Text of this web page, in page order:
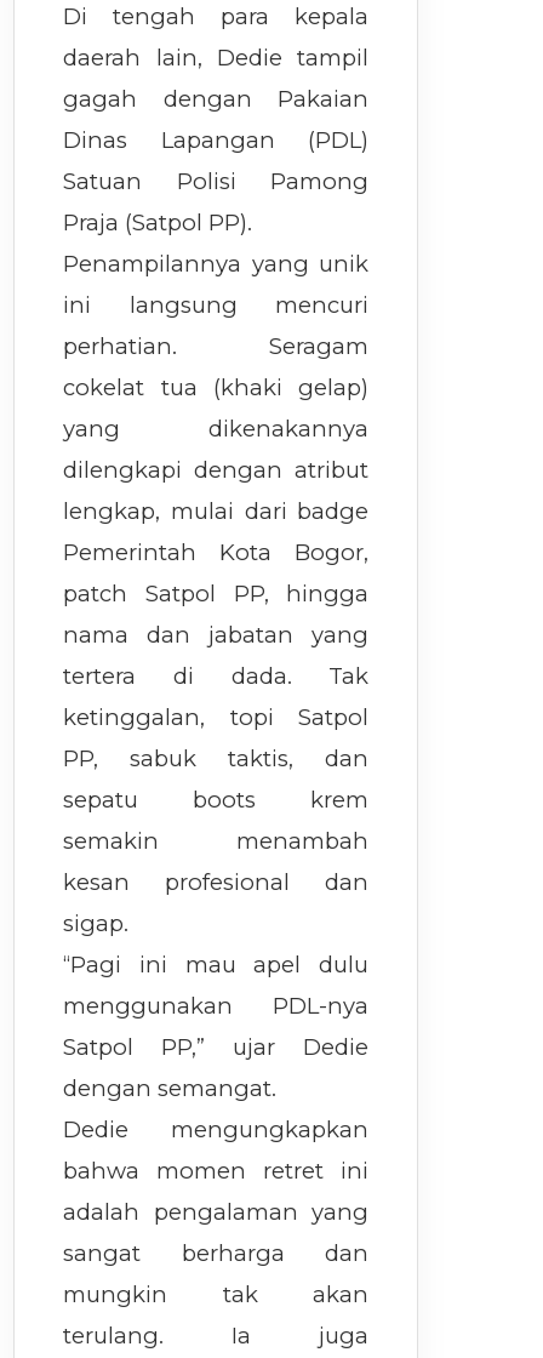
Di tengah para kepala
daerah lain, Dedie tampil
gagah dengan Pakaian
Dinas Lapangan (PDL)
Satuan Polisi Pamong
Praja (Satpol PP).
Penampilannya yang unik
ini langsung mencuri
perhatian. Seragam
cokelat tua (khaki gelap)
yang dikenakannya
dilengkapi dengan atribut
lengkap, mulai dari badge
Pemerintah Kota Bogor,
patch Satpol PP, hingga
nama dan jabatan yang
tertera di dada. Tak
ketinggalan, topi Satpol
PP, sabuk taktis, dan
sepatu boots krem
semakin menambah
kesan profesional dan
sigap.
“Pagi ini mau apel dulu
menggunakan PDL-nya
Satpol PP,” ujar Dedie
dengan semangat.
Dedie mengungkapkan
bahwa momen retret ini
adalah pengalaman yang
sangat berharga dan
mungkin tak akan
terulang. Ia juga